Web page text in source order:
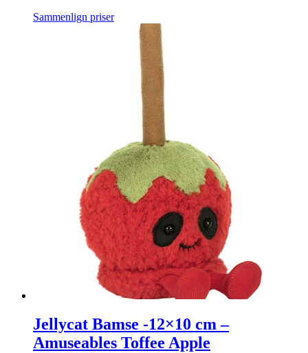
Sammenlign priser
Jellycat Bamse -12×10 cm –
Amuseables Toffee Apple